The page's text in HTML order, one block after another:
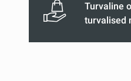
Turvaline
turvalised